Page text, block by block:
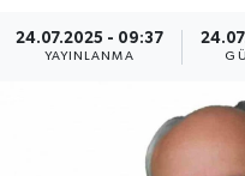
24.07.2025 - 09:37
YAYINLANMA